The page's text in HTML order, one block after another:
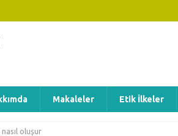
Makaleler Etik İlkeler
oluşur